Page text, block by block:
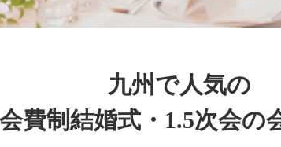
九州で人気の
会費制結婚式・1.5次会の